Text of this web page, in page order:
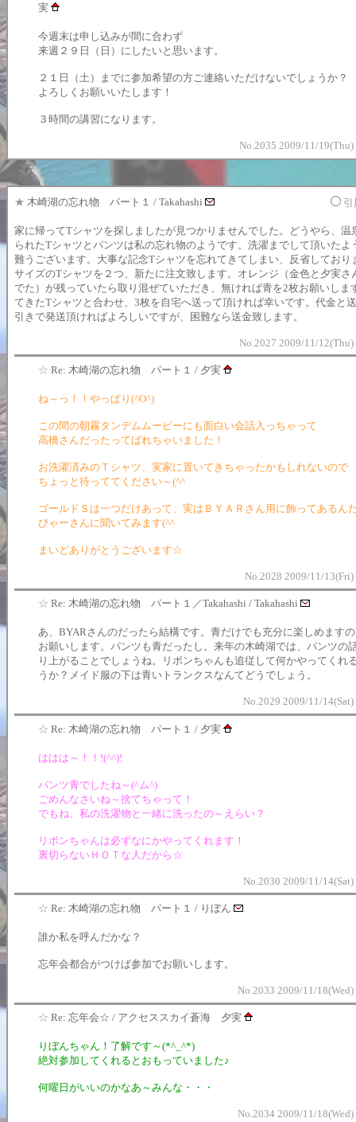
実
今週末は申し込みが間に合わず
来週２９日（日）にしたいと思います。
２１日（土）までに参加希望の方ご連絡いただけないでしょうか？
よろしくお願いいたします！
３時間の講習になります。
No.2035 2009/11/
★ 木崎湖の忘れ物 パート１ / Takahashi 引
家に帰ってTシャツを探しましたが見つかりませんでした。どうやら、温
られたTシャツとパンツは私の忘れ物のようです。洗濯までして頂いたよ
難うございます。大事な記念Tシャツを忘れてきてしまい、反省しており
サイズのTシャツを２つ、新たに注文致します。オレンジ（金色と夕実さ
でた）が残っていたら取り混ぜていただき、無ければ青を2枚お願いしま
てきたTシャツと合わせ、3枚を自宅へ送って頂ければ幸いです。代金と
引きで発送頂ければよろしいですが、困難なら送金致します。
No.2027 2009/11/
☆ Re: 木崎湖の忘れ物 パート１ / 夕実
ね～っ！！やっぱり(^O^)
この間の朝霧タンデムムービーにも面白い会話入っちゃって
高橋さんだったってばれちゃいました！
お洗濯済みのＴシャツ、実家に置いてきちゃったかもしれないので
ちょっと待っててください～(^^ゞ
ゴールドＳは一つだけあって、実はＢＹＡＲさん用に飾ってあるん
びゃーさんに聞いてみます(^^ゞ
まいどありがとうございます☆
No.2028 2009/11/
☆ Re: 木崎湖の忘れ物 パート１／Takahashi / Takahashi
あ、BYARさんのだったら結構です。青だけでも充分に楽しめます
お願いします。パンツも青だったし。来年の木崎湖では、パンツの
り上がることでしょうね。リボンちゃんも追従して何かやってくれ
うか？メイド服の下は青いトランクスなんてどうでしょう。
No.2029 2009/11/
☆ Re: 木崎湖の忘れ物 パート１ / 夕実
ははは～！！!(^^)!
パンツ青でしたね～(^ム^)
ごめんなさいね～捨てちゃって！
でもね、私の洗濯物と一緒に洗ったの～えらい？
リボンちゃんは必ずなにかやってくれます！
裏切らないＨＯＴな人だから☆
No.2030 2009/11/
☆ Re: 木崎湖の忘れ物 パート１ / りぼん
誰か私を呼んだかな？
忘年会都合がつけば参加でお願いします。
No.2033 2009/11/
☆ Re: 忘年会☆ / アクセススカイ蒼海 夕実
りぼんちゃん！了解です～(*^_^*)
絶対参加してくれるとおもっていました♪
何曜日がいいのかなあ～みんな・・・
No.2034 2009/11/